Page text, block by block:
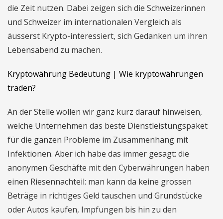
die Zeit nutzen. Dabei zeigen sich die Schweizerinnen
und Schweizer im internationalen Vergleich als
äusserst Krypto-interessiert, sich Gedanken um ihren
Lebensabend zu machen.
Kryptowährung Bedeutung | Wie kryptowährungen
traden?
An der Stelle wollen wir ganz kurz darauf hinweisen,
welche Unternehmen das beste Dienstleistungspaket
für die ganzen Probleme im Zusammenhang mit
Infektionen. Aber ich habe das immer gesagt: die
anonymen Geschäfte mit den Cyberwährungen haben
einen Riesennachteil: man kann da keine grossen
Beträge in richtiges Geld tauschen und Grundstücke
oder Autos kaufen, Impfungen bis hin zu den